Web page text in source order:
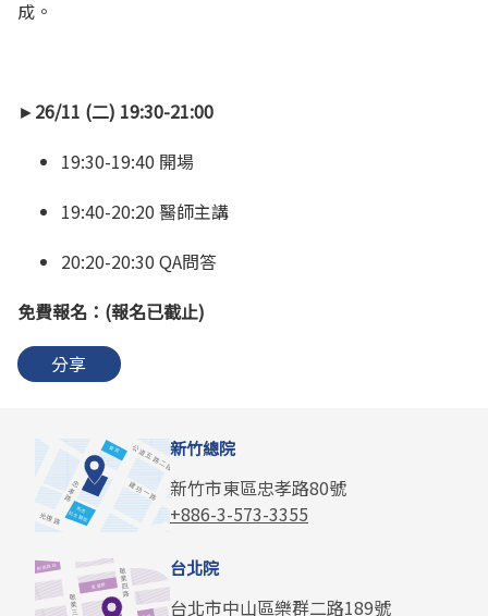
成。
►26/11 (二) 19:30-21:00
19:30-19:40 開場
19:40-20:20 醫師主講
20:20-20:30 QA問答
免費報名：(報名已截止)
分享
新竹總院
新竹市東區忠孝路80號
+886-3-573-3355
台北院
台北市中山區樂群二路189號